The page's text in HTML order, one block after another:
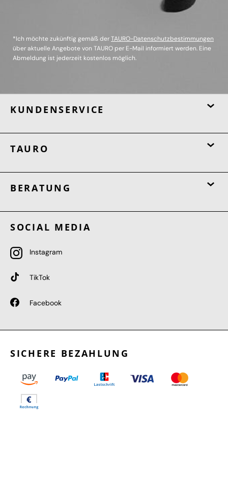
*Ich möchte zukünftig gemäß derTAURO-Datenschutzbestimmungen
über aktuelle Angebote von TAURO per E-Mail informiert werden. Eine
Abmeldung ist jederzeit kostenlos möglich.
KUNDENSERVICE
TAURO
BERATUNG
SOCIAL MEDIA
Instagram
TikTok
Facebook
SICHERE BEZAHLUNG